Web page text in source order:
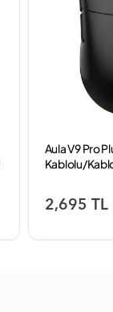
Aula V9 Pro
Kablolu/
2,695 TL